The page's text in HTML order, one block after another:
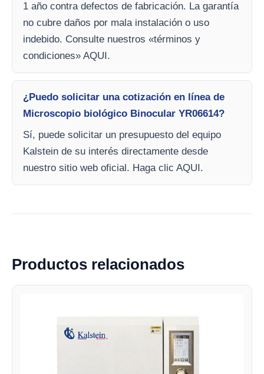
1 año contra defectos de fabricación. La garantía
no cubre daños por mala instalación o uso
indebido. Consulte nuestros «términos y
condiciones» AQUI.
¿Puedo solicitar una cotización en línea de
Microscopio biológico Binocular YR06614?
Sí, puede solicitar un presupuesto del equipo
Kalstein de su interés directamente desde
nuestro sitio web oficial. Haga clic AQUI.
Productos relacionados